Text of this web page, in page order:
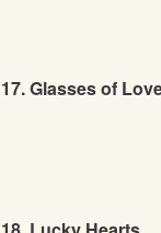
17. Glasses of